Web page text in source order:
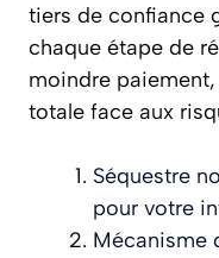
tiers de confiance
chaque étape de
moindre
totale face aux
Séquestre
pour votre
Mécanisme